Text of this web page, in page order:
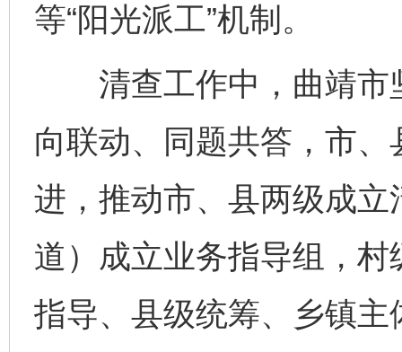
等“阳光派工”机制。
清查工作中，曲靖市
向联动、同题共答，市
进，推动市、县两级成
道）成立业务指导组，
指导、县级统筹、乡镇